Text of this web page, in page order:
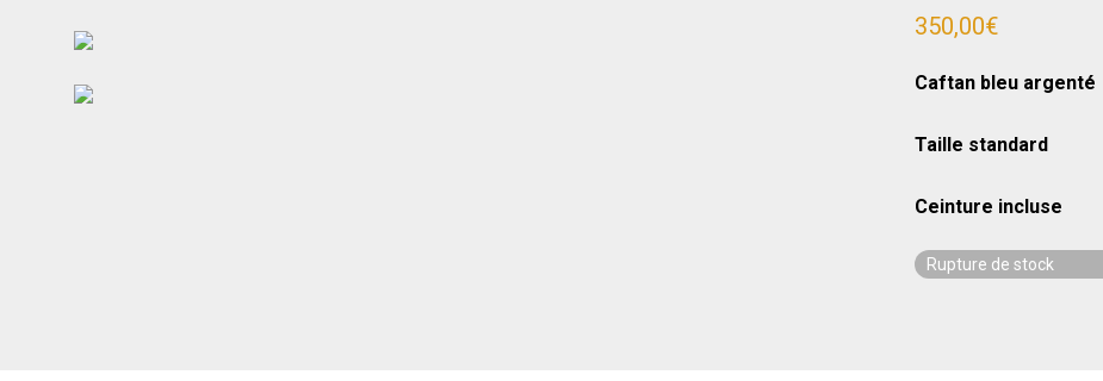
350,00€
Caftan bleu argenté
Taille standard
Ceinture incluse
Rupture de stock